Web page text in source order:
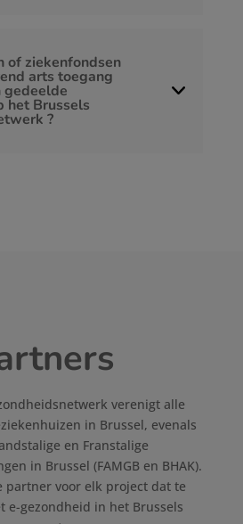
of ziekenfondsen
arts toegang
gedeelde
het Brussels
?
verenigt alle
in Brussel, evenals
en Franstalige
in Brussel (FAMGB en BHAK).
partner voor elk project dat te
e-gezondheid in het Brussels